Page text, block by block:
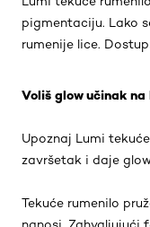
pigmentaciju. Lako
rumenije lice.
Voliš glow učinak na
Upoznaj Lumi
završetak i daje
Tekuće rumenilo